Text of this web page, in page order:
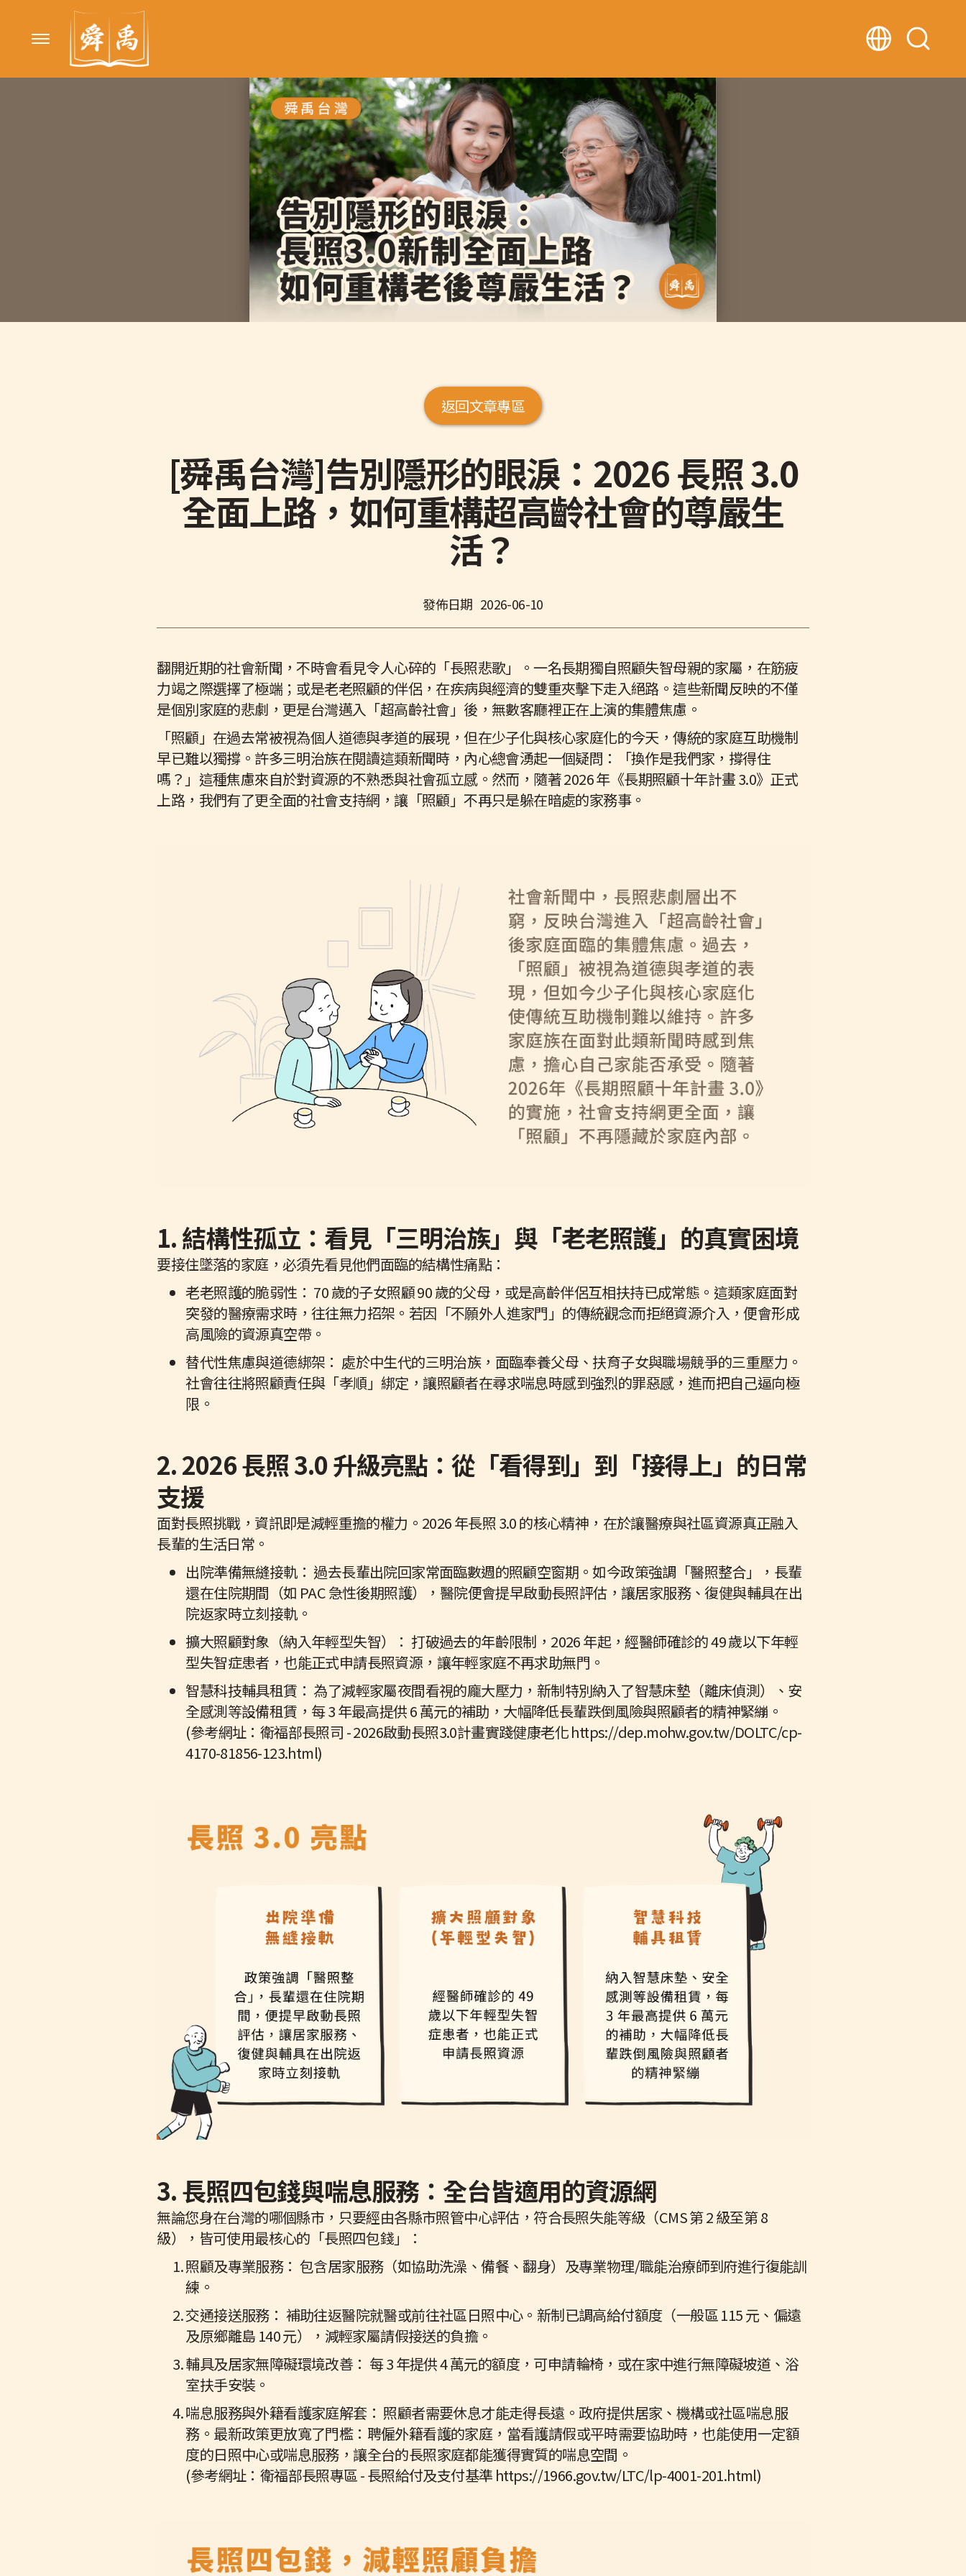
返回文章專區
[舜禹台灣]告別隱形的眼淚：2026 長照 3.0
全面上路，如何重構超高齡社會的尊嚴生
活？
發佈日期 2026-06-10
翻開近期的社會新聞，不時會看見令人心碎的「長照悲歌」。一名長期獨自照顧失智母親的家屬，在筋疲
力竭之際選擇了極端；或是老老照顧的伴侶，在疾病與經濟的雙重夾擊下走入絕路。這些新聞反映的不僅
是個別家庭的悲劇，更是台灣邁入「超高齡社會」後，無數客廳裡正在上演的集體焦慮。
「照顧」在過去常被視為個人道德與孝道的展現，但在少子化與核心家庭化的今天，傳統的家庭互助機制
早已難以獨撐。許多三明治族在閱讀這類新聞時，內心總會湧起一個疑問：「換作是我們家，撐得住
嗎？」這種焦慮來自於對資源的不熟悉與社會孤立感。然而，隨著 2026 年《長期照顧十年計畫 3.0》正式
上路，我們有了更全面的社會支持網，讓「照顧」不再只是躲在暗處的家務事。
1. 結構性孤立：看見「三明治族」與「老老照護」的真實困境
要接住墜落的家庭，必須先看見他們面臨的結構性痛點：
老老照護的脆弱性： 70 歲的子女照顧 90 歲的父母，或是高齡伴侶互相扶持已成常態。這類家庭面對
突發的醫療需求時，往往無力招架。若因「不願外人進家門」的傳統觀念而拒絕資源介入，便會形成
高風險的資源真空帶。
替代性焦慮與道德綁架： 處於中生代的三明治族，面臨奉養父母、扶育子女與職場競爭的三重壓力。
社會往往將照顧責任與「孝順」綁定，讓照顧者在尋求喘息時感到強烈的罪惡感，進而把自己逼向極
限。
2. 2026 長照 3.0 升級亮點：從「看得到」到「接得上」的日常
支援
面對長照挑戰，資訊即是減輕重擔的權力。2026 年長照 3.0 的核心精神，在於讓醫療與社區資源真正融入
長輩的生活日常。
出院準備無縫接軌： 過去長輩出院回家常面臨數週的照顧空窗期。如今政策強調「醫照整合」，長輩
還在住院期間（如 PAC 急性後期照護），醫院便會提早啟動長照評估，讓居家服務、復健與輔具在出
院返家時立刻接軌。
擴大照顧對象（納入年輕型失智）： 打破過去的年齡限制，2026 年起，經醫師確診的 49 歲以下年輕
型失智症患者，也能正式申請長照資源，讓年輕家庭不再求助無門。
智慧科技輔具租賃： 為了減輕家屬夜間看視的龐大壓力，新制特別納入了智慧床墊（離床偵測）、安
全感測等設備租賃，每 3 年最高提供 6 萬元的補助，大幅降低長輩跌倒風險與照顧者的精神緊繃。
(參考網址：衛福部長照司 - 2026啟動長照3.0計畫實踐健康老化 https://dep.mohw.gov.tw/DOLTC/cp-
4170-81856-123.html)
3. 長照四包錢與喘息服務：全台皆適用的資源網
無論您身在台灣的哪個縣市，只要經由各縣市照管中心評估，符合長照失能等級（CMS 第 2 級至第 8
級），皆可使用最核心的「長照四包錢」：
照顧及專業服務： 包含居家服務（如協助洗澡、備餐、翻身）及專業物理/職能治療師到府進行復能訓
練。
交通接送服務： 補助往返醫院就醫或前往社區日照中心。新制已調高給付額度（一般區 115 元、偏遠
及原鄉離島 140 元），減輕家屬請假接送的負擔。
輔具及居家無障礙環境改善： 每 3 年提供 4 萬元的額度，可申請輪椅，或在家中進行無障礙坡道、浴
室扶手安裝。
喘息服務與外籍看護家庭解套： 照顧者需要休息才能走得長遠。政府提供居家、機構或社區喘息服
務。最新政策更放寬了門檻：聘僱外籍看護的家庭，當看護請假或平時需要協助時，也能使用一定額
度的日照中心或喘息服務，讓全台的長照家庭都能獲得實質的喘息空間。
(參考網址：衛福部長照專區 - 長照給付及支付基準 https://1966.gov.tw/LTC/lp-4001-201.html)